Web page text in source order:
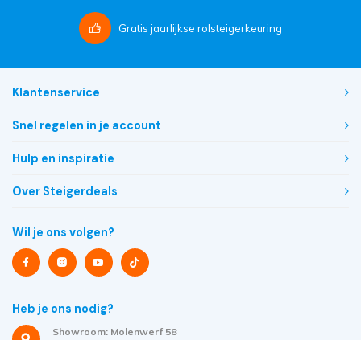
Gratis jaarlijkse rolsteigerkeuring
Klantenservice
Snel regelen in je account
Hulp en inspiratie
Over Steigerdeals
Wil je ons volgen?
Heb je ons nodig?
Showroom: Molenwerf 58